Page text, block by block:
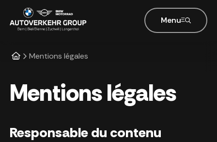
Menu
Mentions légales
Mentions légales
Responsable du contenu